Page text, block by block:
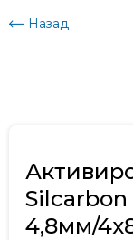
Назад
Silcarbon
4,8мм/